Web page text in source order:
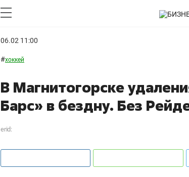
06.02 11:00
#хоккей
В Магнитогорске
Барс» в бездну. Без
erid: